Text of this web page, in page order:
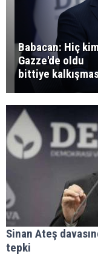
Babacan: Hiç
Gazze'de oldu
bittiye
Sinan Ateş
tepki